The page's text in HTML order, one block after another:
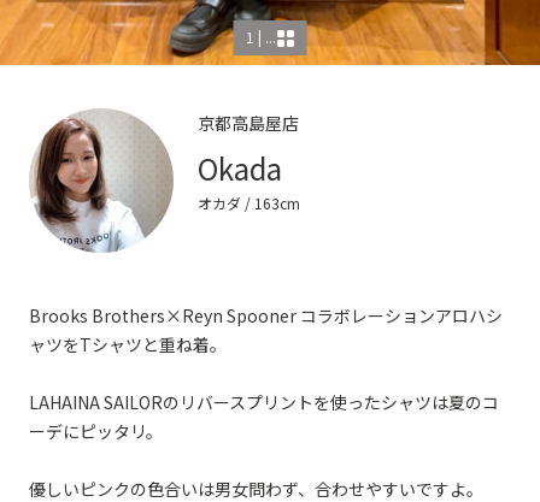
1 | ...
京都高島屋店
Okada
オカダ/ 163cm
Brooks Brothers×Reyn Spooner コラボレーションアロハシ
ャツをTシャツと重ね着。
LAHAINA SAILORのリバースプリントを使ったシャツは夏のコ
ーデにピッタリ。
優しいピンクの色合いは男女問わず、合わせやすいですよ。